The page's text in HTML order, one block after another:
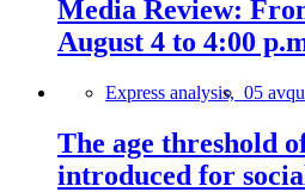
Media Review:
August 4 to 4:00
Express analysis, 05
The age threshold
introduced for